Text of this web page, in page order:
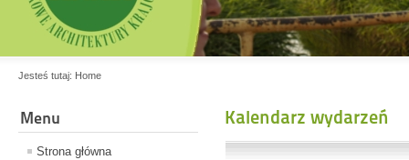
Jesteś tutaj: Home
Menu
Strona główna
Kalendarz wydarzeń